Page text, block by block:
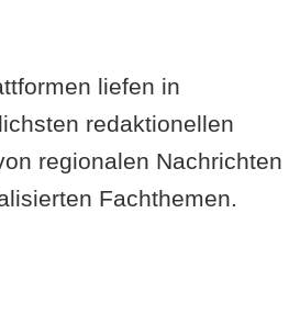
liefen in
redaktionellen
regionalen Nachrichten
Fachthemen.